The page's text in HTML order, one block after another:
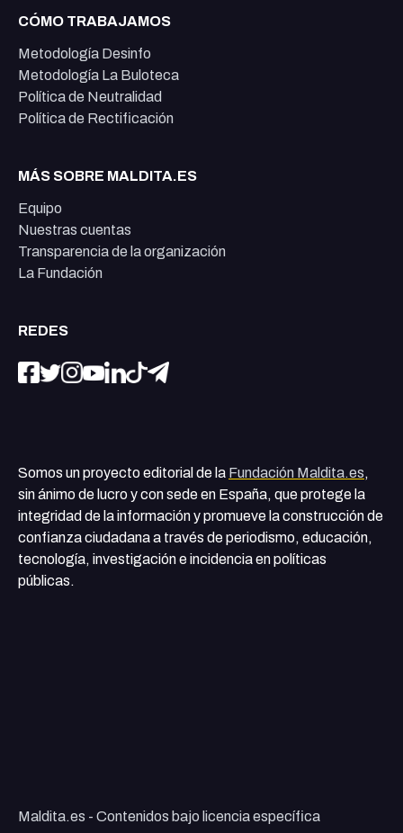
CÓMO TRABAJAMOS
Metodología Desinfo
Metodología La Buloteca
Política de Neutralidad
Política de Rectificación
MÁS SOBRE MALDITA.ES
Equipo
Nuestras cuentas
Transparencia de la organización
La Fundación
REDES
Somos un proyecto editorial de la Fundación Maldita.es,
sin ánimo de lucro y con sede en España, que protege la
integridad de la información y promueve la construcción de
confianza ciudadana a través de periodismo, educación,
tecnología, investigación e incidencia en políticas
públicas.
Maldita.es - Contenidos bajo licencia específica